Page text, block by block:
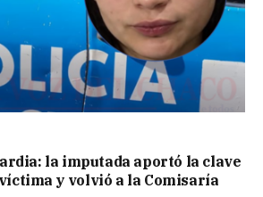
la imputada aportó la clave
y volvió a la Comisaría